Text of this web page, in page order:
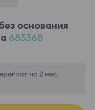
основания
683368
на 2 мес.